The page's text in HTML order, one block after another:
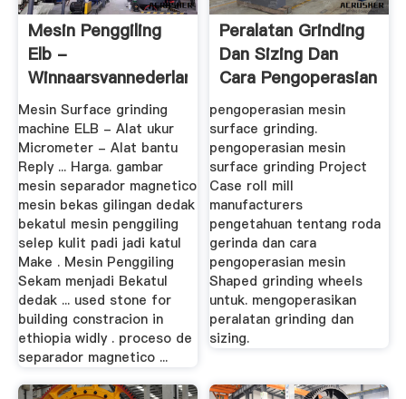
Mesin Penggiling
Elb -
Winnaarsvannederland
Mesin Surface grinding
machine ELB - Alat ukur
Micrometer - Alat bantu
Reply ... Harga. gambar
mesin separador magnetico
mesin bekas gilingan dedak
bekatul mesin penggiling
selep kulit padi jadi katul
Make . Mesin Penggiling
Sekam menjadi Bekatul
dedak ... used stone for
building constracion in
ethiopia widly . proceso de
separador magnetico ...
Peralatan Grinding
Dan Sizing Dan
Cara Pengoperasian
pengoperasian mesin
surface grinding.
pengoperasian mesin
surface grinding Project
Case roll mill
manufacturers
pengetahuan tentang roda
gerinda dan cara
pengoperasian mesin
Shaped grinding wheels
untuk. mengoperasikan
peralatan grinding dan
sizing.